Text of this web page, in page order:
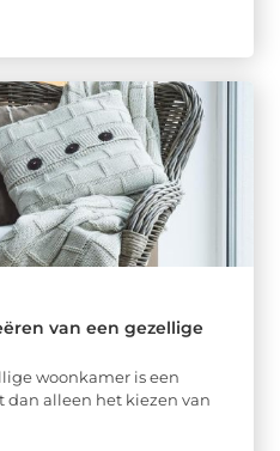
van een gezellige
woonkamer is een
dan alleen het kiezen van